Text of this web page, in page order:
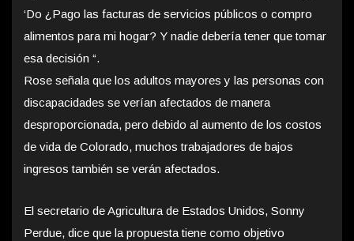
‘Do ¿Pago las facturas de servicios públicos o compro
alimentos para mi hogar? Y nadie debería tener que tomar
esa decisión “.
Rose señala que los adultos mayores y las personas con
discapacidades se verían afectados de manera
desproporcionada, pero debido al aumento de los costos
de vida de Colorado, muchos trabajadores de bajos
ingresos también se verán afectados.
El secretario de Agricultura de Estados Unidos, Sonny
Perdue, dice que la propuesta tiene como objetivo